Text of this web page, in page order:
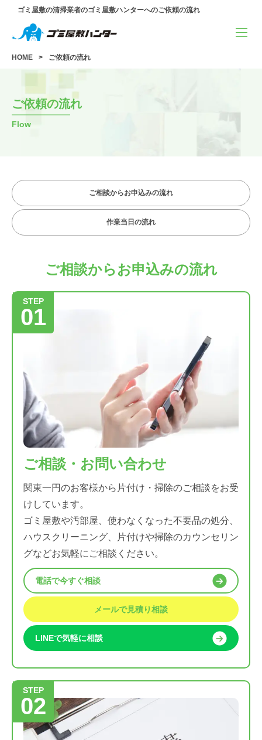
ゴミ屋敷の清掃業者のゴミ屋敷ハンターへのご依頼の流れ
HOME ご依頼の流れ
ご依頼の流れ
Flow
ご相談からお申込みの流れ
作業当日の流れ
ご相談からお申込みの流れ
STEP
01
ご相談・お問い合わせ
関東一円のお客様から片付け・掃除のご相談をお受
けしています。
ゴミ屋敷や汚部屋、使わなくなった不要品の処分、
ハウスクリーニング、片付けや掃除のカウンセリン
グなどお気軽にご相談ください。
電話で今すぐ相談
メールで見積り相談
LINEで気軽に相談
STEP
02